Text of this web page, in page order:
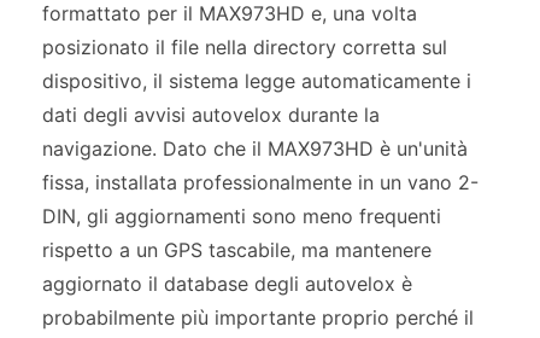
formattato per il MAX973HD e, una volta
posizionato il file nella directory corretta sul
dispositivo, il sistema legge automaticamente i
dati degli avvisi autovelox durante la
navigazione. Dato che il MAX973HD è un'unità
fissa, installata professionalmente in un vano 2-
DIN, gli aggiornamenti sono meno frequenti
rispetto a un GPS tascabile, ma mantenere
aggiornato il database degli autovelox è
probabilmente più importante proprio perché il